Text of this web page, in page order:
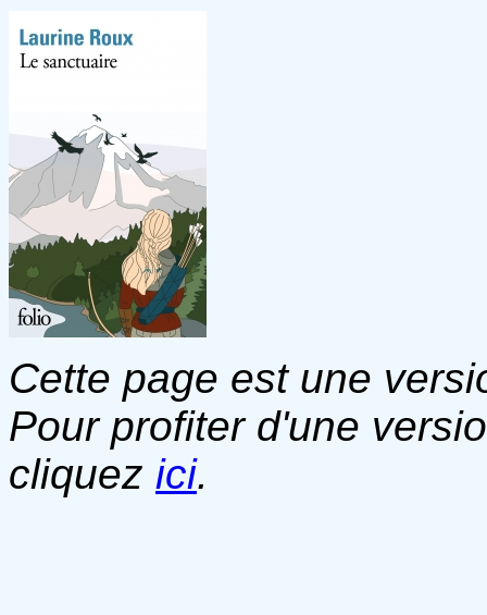
Cette page est une
Pour profiter d'une
cliquez ici.